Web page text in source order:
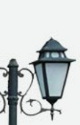
Срок
от
сложности
среднем
Где